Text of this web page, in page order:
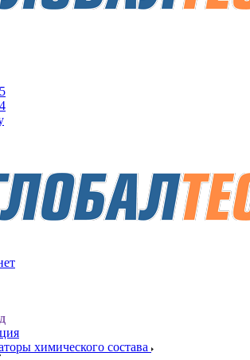
химического состава